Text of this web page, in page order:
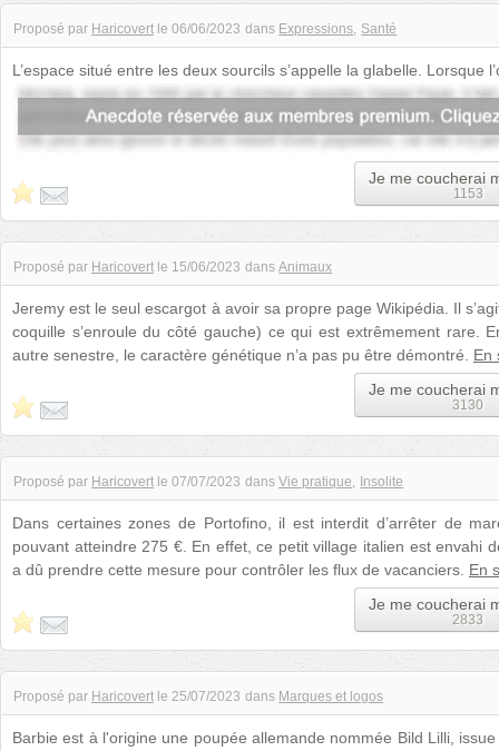
Proposé par Haricovert le 06/06/2023 dans Expressions Santé
L’espace situé entre les deux sourcils s’appelle la glabelle. Lorsque
nouveau-né, cela e...
Je me coucherai
1153
Proposé par Haricovert le 15/06/2023 dans Animaux
Jeremy est le seul escargot à avoir sa propre page Wikipédia. Il
coquille s’enroule du côté gauche) ce qui est extrêmement rare.
autre senestre, le caractère génétique n’a pas pu être démontré. En
Je me coucherai
3130
Proposé par Haricovert le 07/07/2023 dans Vie pratique Insolite
Dans certaines zones de Portofino, il est interdit d’arrêter de
pouvant atteindre 275 €. En effet, ce petit village italien est envahi
a dû prendre cette mesure pour contrôler les flux de vacanciers. En
Je me coucherai
2833
Proposé par Haricovert le 25/07/2023 dans Marques et logos
Barbie est à l'origine une poupée allemande nommée Bild Lilli,